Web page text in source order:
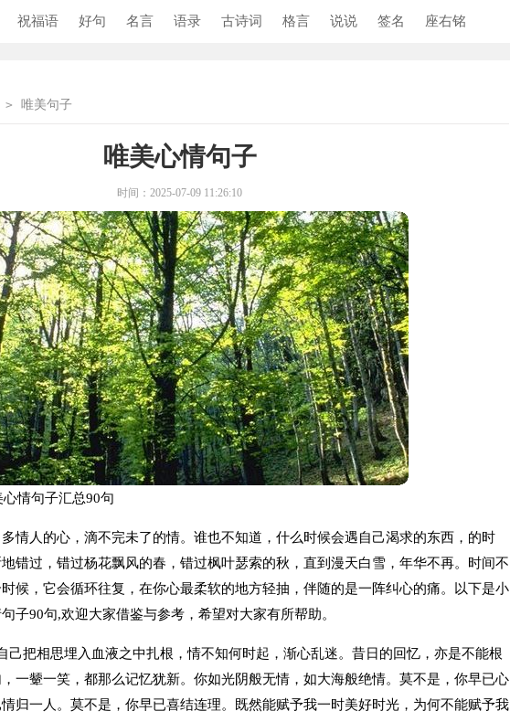
祝福语 好句 名言 语录 古诗词 格言 说说 签名 座右铭
> 唯美句子
唯美心情句子
时间：2025-07-09 11:26:10
心情句子汇总90句
情人的心，滴不完未了的情。谁也不知道，什么时候会遇自己渴求的东西，的时
错过，错过杨花飘风的春，错过枫叶瑟索的秋，直到漫天白雪，年华不再。时间不
候，它会循环往复，在你心最柔软的地方轻抽，伴随的是一阵纠心的痛。以下是小
子90句,欢迎大家借鉴与参考，希望对大家有所帮助。
己把相思埋入血液之中扎根，情不知何时起，渐心乱迷。昔日的回忆，亦是不能根
一颦一笑，都那么记忆犹新。你如光阴般无情，如大海般绝情。莫不是，你早已心
归一人。莫不是，你早已喜结连理。既然能赋予我一时美好时光，为何不能赋予我